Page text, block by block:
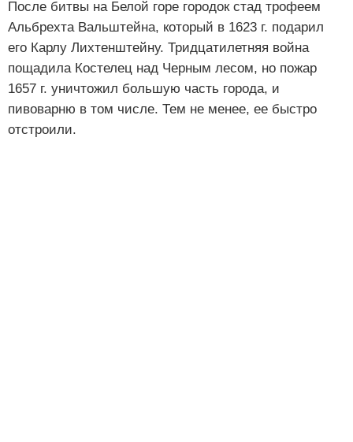
После битвы на Белой горе городок стад трофеем
Альбрехта Вальштейна, который в 1623 г. подарил
его Карлу Лихтенштейну. Тридцатилетняя война
пощадила Костелец над Черным лесом, но пожар
1657 г. уничтожил большую часть города, и
пивоварню в том числе. Тем не менее, ее быстро
отстроили.